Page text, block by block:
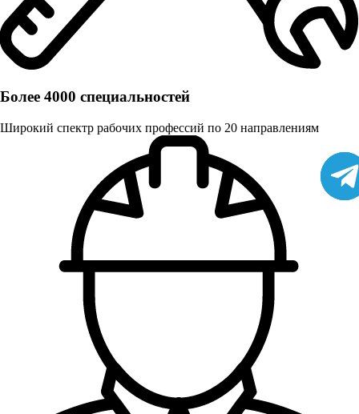
Более 4000 специальностей
Широкий спектр рабочих профессий по 20 направлениям